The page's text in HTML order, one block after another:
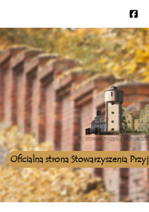
Oficialna strona Stowarzyszenia